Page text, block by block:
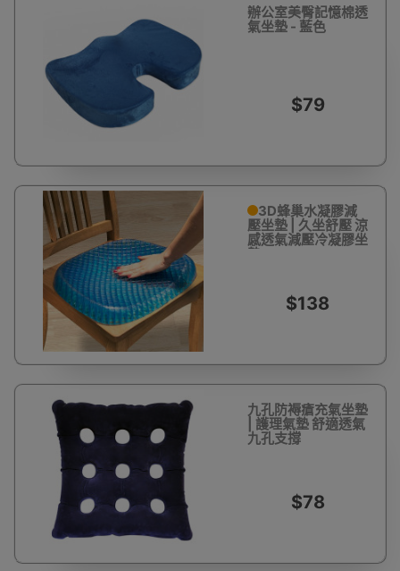
辦公室美臀記憶棉透
氣坐墊 - 藍色
$79
3D蜂巢水凝膠減
壓坐墊 | 久坐舒壓 涼
感透氣減壓冷凝膠坐
墊
$138
九孔防褥瘡充氣坐墊
| 護理氣墊 舒適透氣
九孔支撐
$78